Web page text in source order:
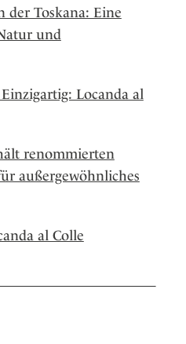
der Toskana: Eine
und
Locanda al
renommierten
außergewöhnliches
al Colle